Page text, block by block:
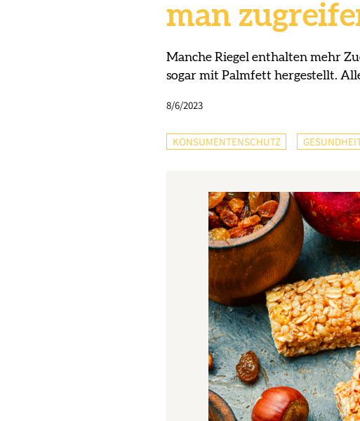
man
Manche Riegel enthalten mehr
sogar mit Palmfett hergestellt. Alle
8/6/2023
KONSUMENTENSCHUTZ